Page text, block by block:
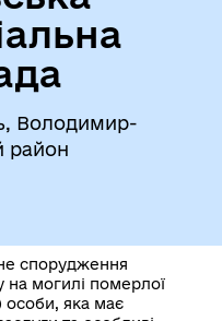
Володимир-
район
спорудження
на могилі померлої
особи, яка має